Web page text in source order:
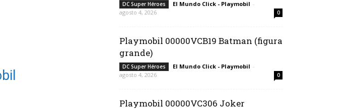
DC Super Héroes El Mundo Click - Playmobil -
agosto 4, 2026
0
Playmobil 00000VCB19 Batman (figura
grande)
DC Super Héroes El Mundo Click - Playmobil -
agosto 4, 2026
0
Playmobil 00000VC306 Joker